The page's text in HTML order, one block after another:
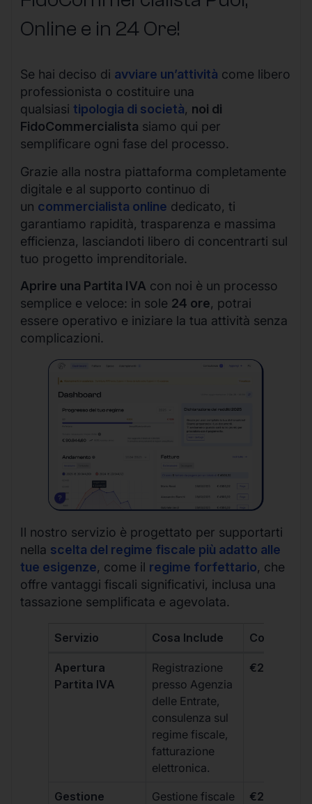
Online e in 24 Ore!
Se hai deciso di avviare un’attività come libero
professionista o costituire una
qualsiasi tipologia di società, noi di
FidoCommercialista siamo qui per
semplificare ogni fase del processo.
Grazie alla nostra piattaforma completamente
digitale e al supporto continuo di
un commercialista online dedicato, ti
garantiamo rapidità, trasparenza e massima
efficienza, lasciandoti libero di concentrarti sul
tuo progetto imprenditoriale.
Aprire una Partita IVA con noi è un processo
semplice e veloce: in sole 24 ore, potrai
essere operativo e iniziare la tua attività senza
complicazioni.
Il nostro servizio è progettato per supportarti
nella scelta del regime fiscale più adatto alle
tue esigenze, come il regime forfettario, che
offre vantaggi fiscali significativi, inclusa una
tassazione semplificata e agevolata.
Servizio Cosa Include Costo
Apertura
Partita IVA
Registrazione
presso Agenzia
delle Entrate,
consulenza sul
regime fiscale,
fatturazione
elettronica.
€264 +
Gestione
Gestione fiscale
€264 +